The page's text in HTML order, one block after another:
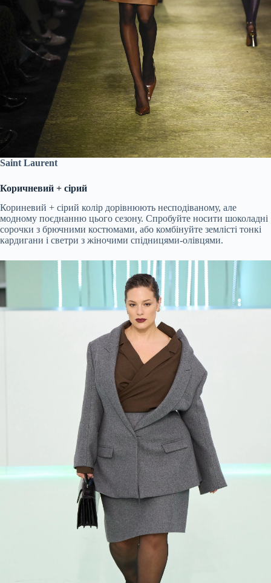
Saint Laurent
Коричневий + сірий
Кориневий + сірий колір дорівнюють несподіваному, але
модному поєднанню цього сезону. Спробуйте носити шоколадні
сорочки з брючними костюмами, або комбінуйте землісті тонкі
кардигани і светри з жіночими спідницями-олівцями.